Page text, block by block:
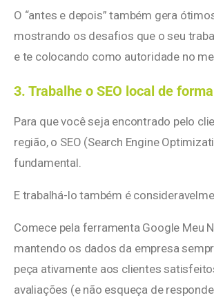
O “antes e depois” também gera
mostrando os desafios que o seu
e te colocando como autoridade no
3. Trabalhe o SEO local de
Para que você seja encontrado pelo
região, o SEO (Search Engine
fundamental.
E trabalhá-lo também é
Comece pela ferramenta Google Meu
mantendo os dados da empresa
peça ativamente aos clientes
avaliações (e não esqueça de